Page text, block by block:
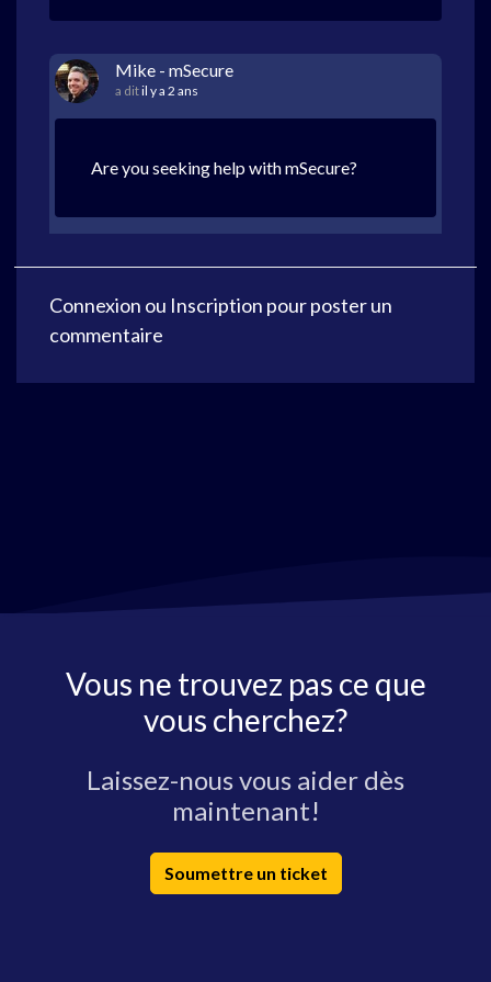
Mike - mSecure
a ditil y a 2 ans
Are you seeking help with mSecure?
Connexion ou Inscription pour poster un
commentaire
Vous ne trouvez pas ce que
vous cherchez?
Laissez-nous vous aider dès
maintenant!
Soumettre un ticket